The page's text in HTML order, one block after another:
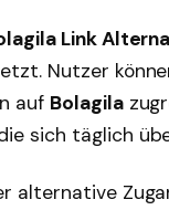
Link
Nutzer
auf Bolagila
sich täglich
alternative